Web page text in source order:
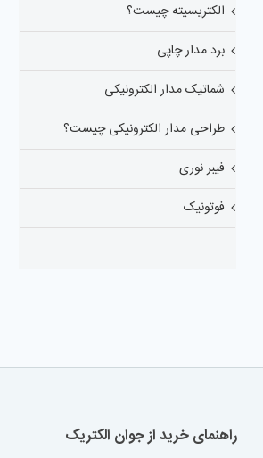
الکتریسیته چیست؟
برد مدار چاپی
شماتیک مدار الکترونیکی
طراحی مدار الکترونیکی چیست؟
فیبر نوری
فوتونیک
راهنمای خرید از جوان الکتریک